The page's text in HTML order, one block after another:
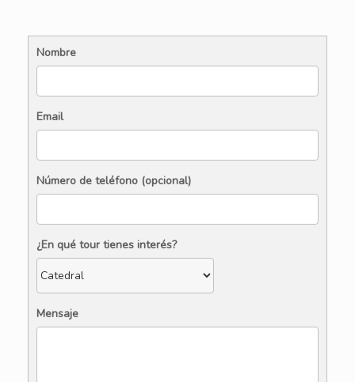
Nombre
Email
Número de teléfono (opcional)
¿En qué tour tienes interés?
Mensaje